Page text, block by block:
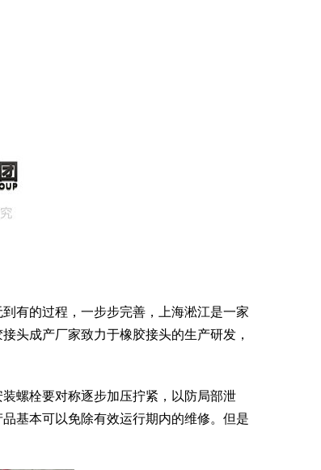
有的过程，一步步完善，上海淞江是一家
头成产厂家致力于橡胶接头的生产研发，
螺栓要对称逐步加压拧紧，以防局部泄
基本可以免除有效运行期内的维修。但是